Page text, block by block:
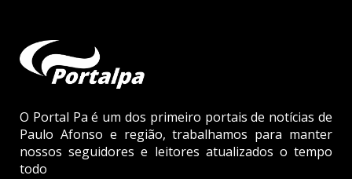
O Portal Pa é um dos primeiro portais de notícias de
Paulo Afonso e região, trabalhamos para manter
nossos seguidores e leitores atualizados o tempo
todo